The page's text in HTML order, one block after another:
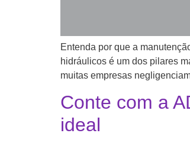
Entenda por que a
hidráulicos é um dos pilares
muitas empresas
Conte com a
ideal